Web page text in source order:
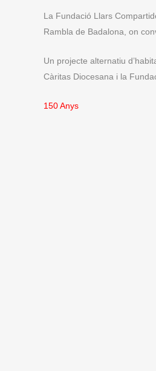
La Fundació Llars
Rambla de Badalona, on
Un projecte alternatiu
Càritas Diocesana i la
150 Anys